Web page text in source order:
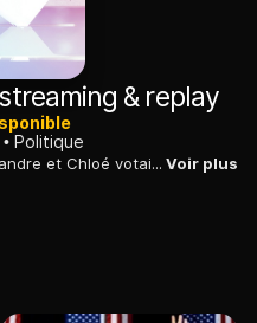
& replay
Politique
En 2017, Aline, Marie, Cohen, Alexandre et Chloé votaient pour la première fois à une élection présidentielle. Cinq ans ont passé et la France a sans aucun doute changé. Et eux ? Voir plus